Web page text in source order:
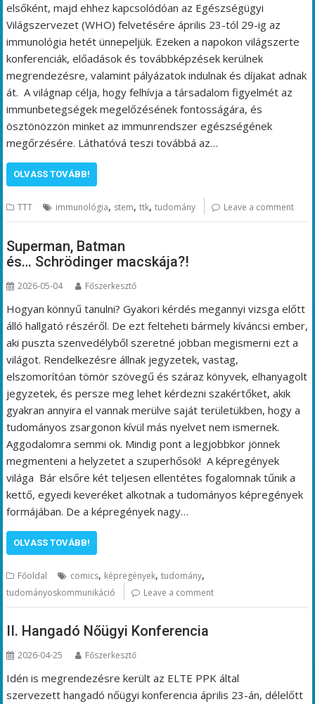
elsőként, majd ehhez kapcsolódóan az Egészségügyi
Világszervezet (WHO) felvetésére április 23-tól 29-ig az
immunológia hetét ünnepeljük. Ezeken a napokon világszerte
konferenciák, előadások és továbbképzések kerülnek
megrendezésre, valamint pályázatok indulnak és díjakat adnak
át. A világnap célja, hogy felhívja a társadalom figyelmét az
immunbetegségek megelőzésének fontosságára, és
ösztönözzön minket az immunrendszer egészségének
megőrzésére. Láthatóvá teszi továbbá az…
OLVASS TOVÁBB!
TTT immunológia, stem,ttk,tudomány Leave a comment
Superman, Batman
és… Schrödinger macskája?!
2026-05-04 Főszerkesztő
Hogyan könnyű tanulni? Gyakori kérdés megannyi vizsga előtt
álló hallgató részéről. De ezt felteheti bármely kíváncsi ember,
aki puszta szenvedélyből szeretné jobban megismerni ezt a
világot. Rendelkezésre állnak jegyzetek, vastag,
elszomorítóan tömör szövegű és száraz könyvek, elhanyagolt
jegyzetek, és persze meg lehet kérdezni szakértőket, akik
gyakran annyira el vannak merülve saját területükben, hogy a
tudományos zsargonon kívül más nyelvet nem ismernek.
Aggodalomra semmi ok. Mindig pont a legjobbkor jönnek
megmenteni a helyzetet a szuperhősök! A képregények
világa Bár elsőre két teljesen ellentétes fogalomnak tűnik a
kettő, egyedi keveréket alkotnak a tudományos képregények
formájában. De a képregények nagy…
OLVASS TOVÁBB!
Főoldal comics, képregények,tudomány,
tudományoskommunikáció Leave a comment
II. Hangadó Nőügyi Konferencia
2026-04-25 Főszerkesztő
Idén is megrendezésre került az ELTE PPK által
szervezett hangadó nőügyi konferencia április 23-án, délelőtt